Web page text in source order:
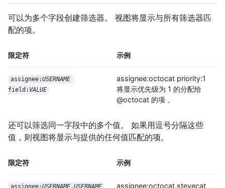
可以为多个字段创建筛选器。 视图将显示与所有筛选器匹
配的项。
限定符 示例
assignee:USERNAME
field: VALUE
assignee:octocat priority:1
将显示优先级为 1 的分配给
@octocat 的项 。
还可以筛选同一字段中的多个值。 如果用逗号分隔这些
值，则视图将显示与提供的任何值匹配的项。
限定符 示例
assignee:octocat,stevecat